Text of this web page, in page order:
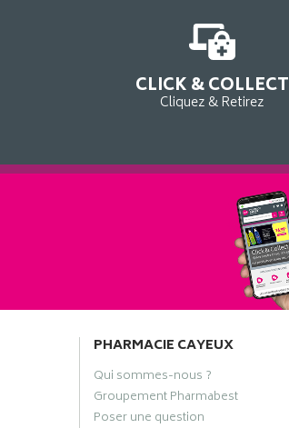
CLICK & COLLECT
Cliquez & Retirez
PHARMACIE CAYEUX
Qui sommes-nous ?
Groupement Pharmabest
Poser une question